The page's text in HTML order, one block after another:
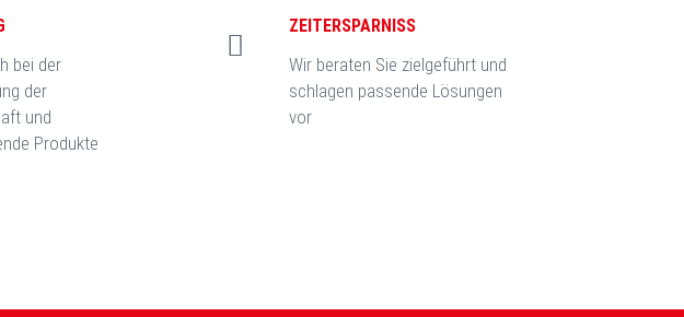
bei der
der
und
Produkte
ZEITERSPARNISS
Wir beraten Sie zielgeführt und
schlagen passende Lösungen
vor